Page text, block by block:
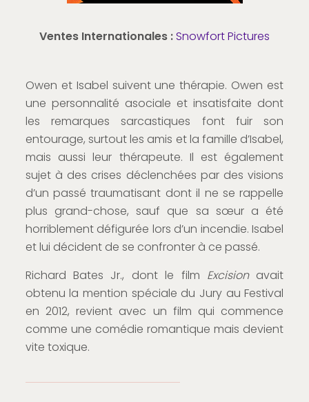
Ventes Internationales :Snowfort Pictures
Owen et Isabel suivent une thérapie. Owen est
une personnalité asociale et insatisfaite dont
les remarques sarcastiques font fuir son
entourage, surtout les amis et la famille d’Isabel,
mais aussi leur thérapeute. Il est également
sujet à des crises déclenchées par des visions
d’un passé traumatisant dont il ne se rappelle
plus grand-chose, sauf que sa sœur a été
horriblement défigurée lors d’un incendie. Isabel
et lui décident de se confronter à ce passé.
Richard Bates Jr., dont le film Excisionavait
obtenu la mention spéciale du Jury au Festival
en 2012, revient avec un film qui commence
comme une comédie romantique mais devient
vite toxique.